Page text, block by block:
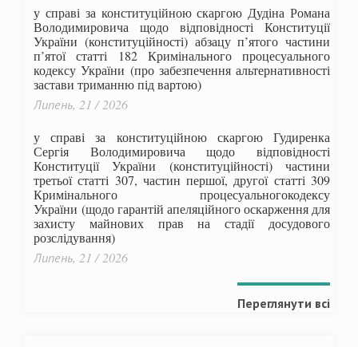
у справі за конституційною скаргою Дудіна Романа
Володимировича щодо відповідності Конституції
України (конституційності) абзацу п’ятого частини
п’ятої статті 182 Кримінального процесуального
кодексу України (про забезпечення альтернативності
застави триманню під вартою)
Липень, 21 / 2026
у справі за конституційною скаргою Гудиренка
Сергія Володимировича щодо відповідності
Конституції України (конституційності) частини
третьої статті 307, частин першої, другої статті 309
Кримінального процесуальногокодексу
України (щодо гарантій апеляційного оскарження для
захисту майнових прав на стадії досудового
розслідування)
Липень, 21 / 2026
Переглянути всі